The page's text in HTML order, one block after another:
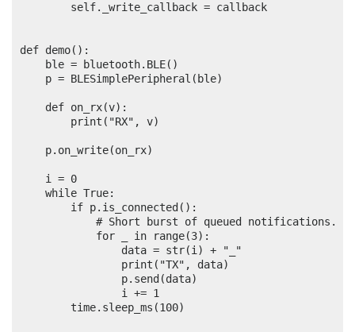
        self._write_callback = callback
def demo():
    ble = bluetooth.BLE()
    p = BLESimplePeripheral(ble)
    def on_rx(v):
        print("RX", v)
    p.on_write(on_rx)
    i = 0
    while True:
        if p.is_connected():
            # Short burst of queued notifications.
            for _ in range(3):
                data = str(i) + "_"
                print("TX", data)
                p.send(data)
                i += 1
        time.sleep_ms(100)